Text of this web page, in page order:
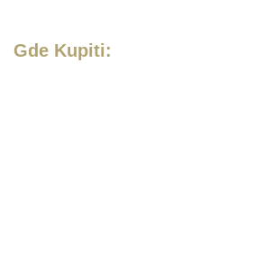
Gde Kupiti: